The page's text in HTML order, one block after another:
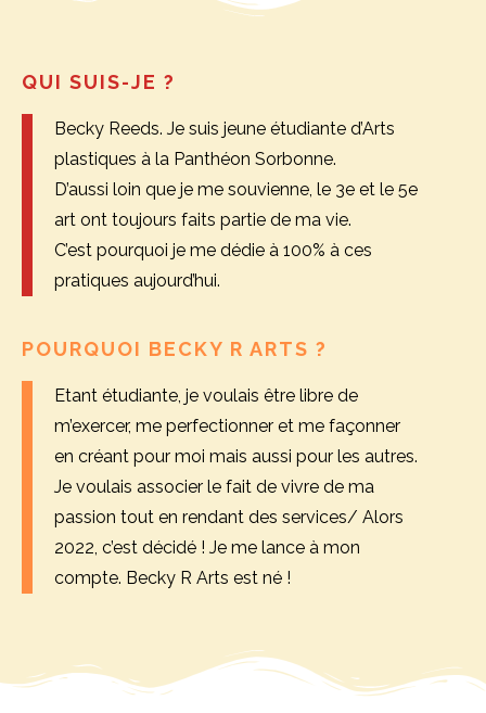
QUI SUIS-JE ?
Becky Reeds. Je suis jeune étudiante d’Arts
plastiques à la Panthéon Sorbonne.
D’aussi loin que je me souvienne, le 3e et le 5e
art ont toujours faits partie de ma vie.
C’est pourquoi je me dédie à 100% à ces
pratiques aujourd’hui.
POURQUOI BECKY R ARTS ?
Etant étudiante, je voulais être libre de
m’exercer, me perfectionner et me façonner
en créant pour moi mais aussi pour les autres.
Je voulais associer le fait de vivre de ma
passion tout en rendant des services/ Alors
2022, c’est décidé ! Je me lance à mon
compte. Becky R Arts est né !